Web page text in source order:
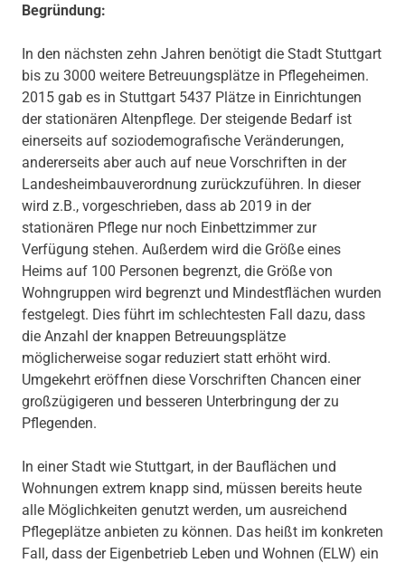
Begründung:
In den nächsten zehn Jahren benötigt die Stadt Stuttgart
bis zu 3000 weitere Betreuungsplätze in Pflegeheimen.
2015 gab es in Stuttgart 5437 Plätze in Einrichtungen
der stationären Altenpflege. Der steigende Bedarf ist
einerseits auf soziodemografische Veränderungen,
andererseits aber auch auf neue Vorschriften in der
Landesheimbauverordnung zurückzuführen. In dieser
wird z.B., vorgeschrieben, dass ab 2019 in der
stationären Pflege nur noch Einbettzimmer zur
Verfügung stehen. Außerdem wird die Größe eines
Heims auf 100 Personen begrenzt, die Größe von
Wohngruppen wird begrenzt und Mindestflächen wurden
festgelegt. Dies führt im schlechtesten Fall dazu, dass
die Anzahl der knappen Betreuungsplätze
möglicherweise sogar reduziert statt erhöht wird.
Umgekehrt eröffnen diese Vorschriften Chancen einer
großzügigeren und besseren Unterbringung der zu
Pflegenden.
In einer Stadt wie Stuttgart, in der Bauflächen und
Wohnungen extrem knapp sind, müssen bereits heute
alle Möglichkeiten genutzt werden, um ausreichend
Pflegeplätze anbieten zu können. Das heißt im konkreten
Fall, dass der Eigenbetrieb Leben und Wohnen (ELW) ein